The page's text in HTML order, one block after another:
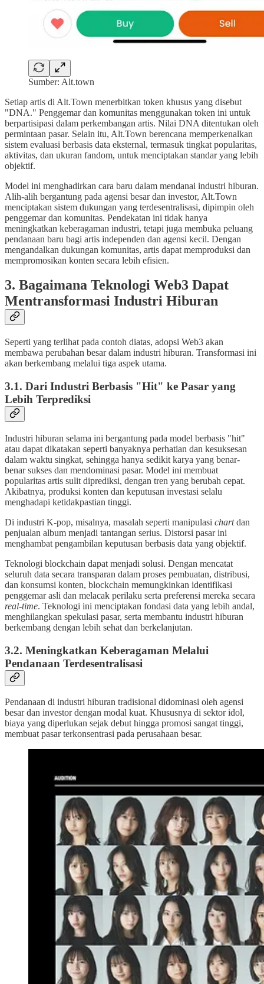
Sumber: Alt.town
Setiap artis di Alt.Town menerbitkan token khusus yang disebut
"DNA." Penggemar dan komunitas menggunakan token ini untuk
berpartisipasi dalam perkembangan artis. Nilai DNA ditentukan oleh
permintaan pasar. Selain itu, Alt.Town berencana memperkenalkan
sistem evaluasi berbasis data eksternal, termasuk tingkat popularitas,
aktivitas, dan ukuran fandom, untuk menciptakan standar yang lebih
objektif.
Model ini menghadirkan cara baru dalam mendanai industri hiburan.
Alih-alih bergantung pada agensi besar dan investor, Alt.Town
menciptakan sistem dukungan yang terdesentralisasi, dipimpin oleh
penggemar dan komunitas. Pendekatan ini tidak hanya
meningkatkan keberagaman industri, tetapi juga membuka peluang
pendanaan baru bagi artis independen dan agensi kecil. Dengan
mengandalkan dukungan komunitas, artis dapat memproduksi dan
mempromosikan konten secara lebih efisien.
3. Bagaimana Teknologi Web3 Dapat
Mentransformasi Industri Hiburan
Seperti yang terlihat pada contoh diatas, adopsi Web3 akan
membawa perubahan besar dalam industri hiburan. Transformasi ini
akan berkembang melalui tiga aspek utama.
3.1. Dari Industri Berbasis "Hit" ke Pasar yang
Lebih Terprediksi
Industri hiburan selama ini bergantung pada model berbasis "hit"
atau dapat dikatakan seperti banyaknya perhatian dan kesuksesan
dalam waktu singkat, sehingga hanya sedikit karya yang benar-
benar sukses dan mendominasi pasar. Model ini membuat
popularitas artis sulit diprediksi, dengan tren yang berubah cepat.
Akibatnya, produksi konten dan keputusan investasi selalu
menghadapi ketidakpastian tinggi.
Di industri K-pop, misalnya, masalah seperti manipulasi chartdan
penjualan album menjadi tantangan serius. Distorsi pasar ini
menghambat pengambilan keputusan berbasis data yang objektif.
Teknologi blockchain dapat menjadi solusi. Dengan mencatat
seluruh data secara transparan dalam proses pembuatan, distribusi,
dan konsumsi konten, blockchain memungkinkan identifikasi
penggemar asli dan melacak perilaku serta preferensi mereka secara
real-time. Teknologi ini menciptakan fondasi data yang lebih andal,
menghilangkan spekulasi pasar, serta membantu industri hiburan
berkembang dengan lebih sehat dan berkelanjutan.
3.2. Meningkatkan Keberagaman Melalui
Pendanaan Terdesentralisasi
Pendanaan di industri hiburan tradisional didominasi oleh agensi
besar dan investor dengan modal kuat. Khususnya di sektor idol,
biaya yang diperlukan sejak debut hingga promosi sangat tinggi,
membuat pasar terkonsentrasi pada perusahaan besar.